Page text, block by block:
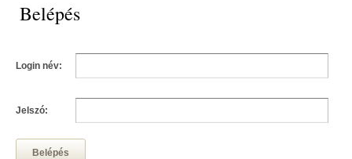
Belépés
Login név:
Jelszó:
Belépés